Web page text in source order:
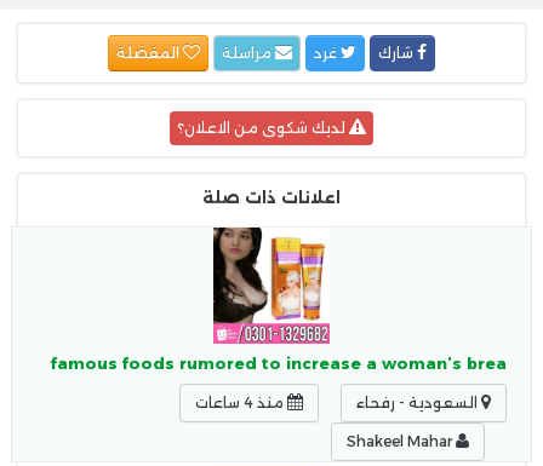
شارك غرد
لديك شكوى من الاعلان؟
اعلانات ذات صلة
famous foods rumored to increase a woman’s brea
السعودية - رفحاء منذ 4 ساعات
Shakeel Mahar